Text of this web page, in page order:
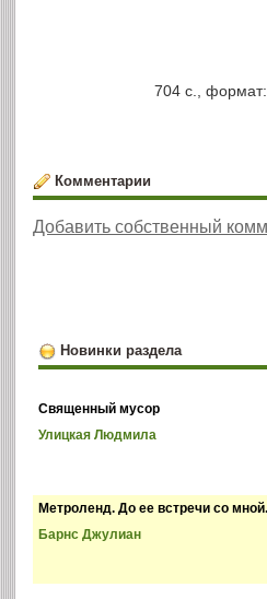
704 с.,
Комментарии
Добавить собственный
Новинки раздела
Священный мусор
Улицкая Людмила
Метроленд. До ее встречи со
Барнс Джулиан